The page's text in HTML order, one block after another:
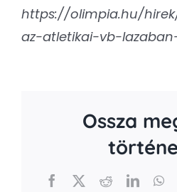
https://olimpia.hu/
az-atletikai-vb-
Ossza
Facebook Reddit